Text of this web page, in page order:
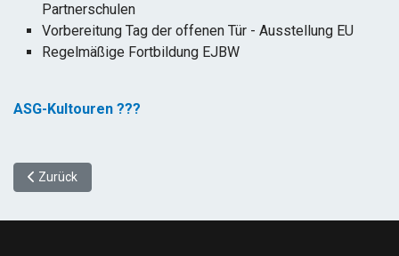
Partnerschulen
Vorbereitung Tag der offenen Tür - Ausstellung EU
Regelmäßige Fortbildung EJBW
ASG-Kultouren ???
Vorheriger Beitrag: Schulpartnerschaften
Zurück